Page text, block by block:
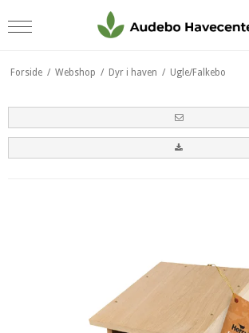
Forside / Webshop / Dyr i haven / Ugle/Falkebo